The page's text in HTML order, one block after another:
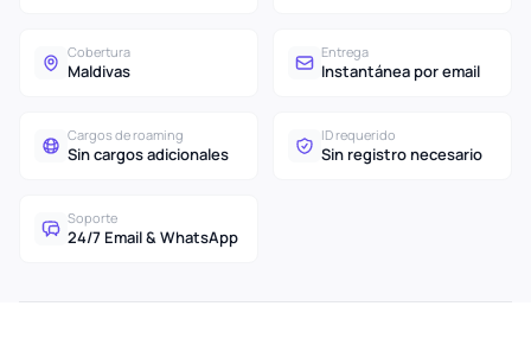
Cobertura
Maldivas
Entrega
Instantánea por email
Cargos de roaming
Sin cargos adicionales
ID requerido
Sin registro necesario
Soporte
24/7 Email & WhatsApp